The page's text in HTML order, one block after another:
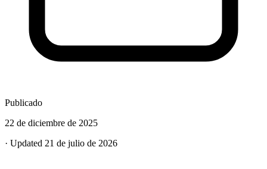
Publicado
22 de diciembre de 2025
· Updated 21 de julio de 2026